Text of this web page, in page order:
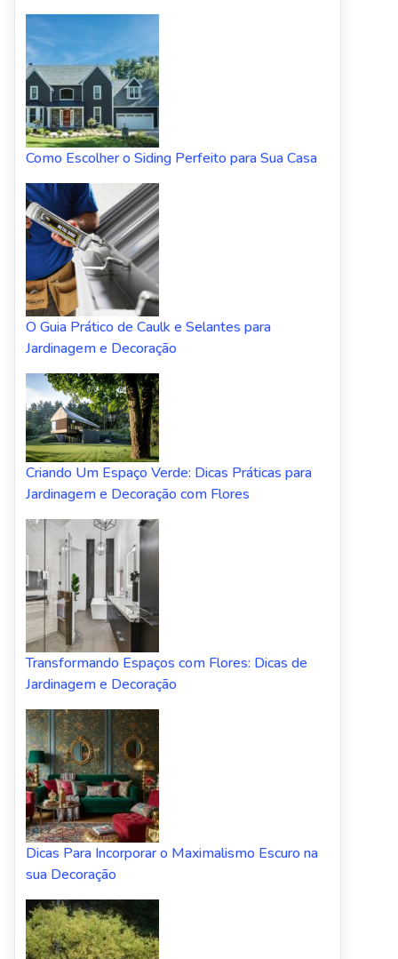
Como Escolher o Siding Perfeito para Sua Casa
O Guia Prático de Caulk e Selantes para
Jardinagem e Decoração
Criando Um Espaço Verde: Dicas Práticas para
Jardinagem e Decoração com Flores
Transformando Espaços com Flores: Dicas de
Jardinagem e Decoração
Dicas Para Incorporar o Maximalismo Escuro na
sua Decoração